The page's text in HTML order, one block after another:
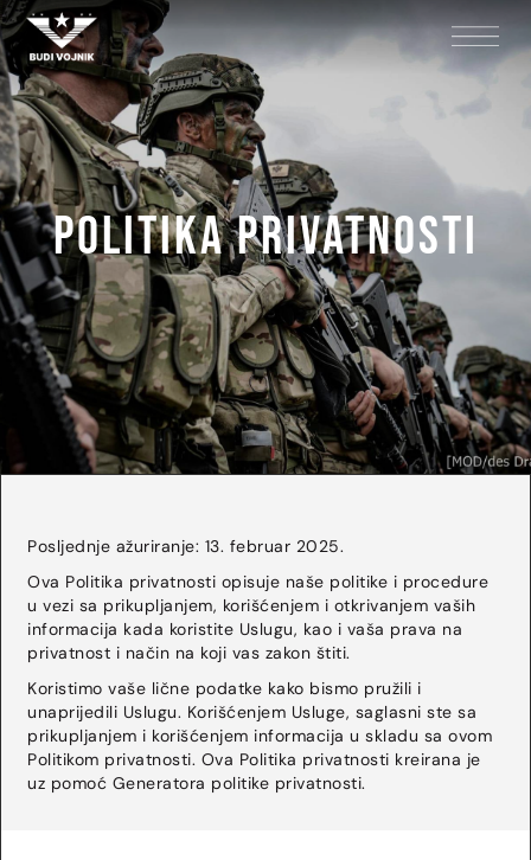
Politika privatnosti
Posljednje ažuriranje: 13. februar 2025.
Ova Politika privatnosti opisuje naše politike i procedure
u vezi sa prikupljanjem, korišćenjem i otkrivanjem vaših
informacija kada koristite Uslugu, kao i vaša prava na
privatnost i način na koji vas zakon štiti.
Koristimo vaše lične podatke kako bismo pružili i
unaprijedili Uslugu. Korišćenjem Usluge, saglasni ste sa
prikupljanjem i korišćenjem informacija u skladu sa ovom
Politikom privatnosti. Ova Politika privatnosti kreirana je
uz pomoć Generatora politike privatnosti.